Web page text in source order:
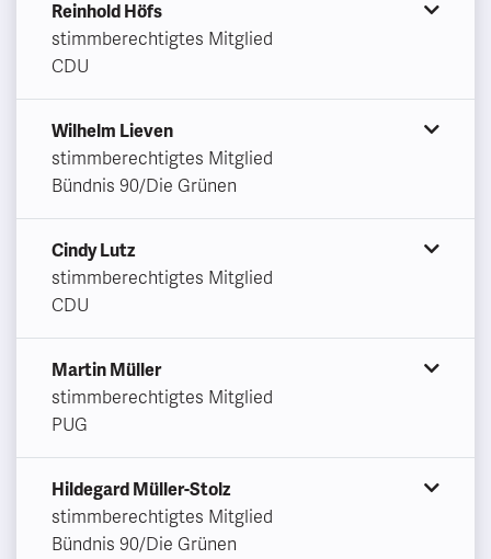
Reinhold Höfs
stimmberechtigtes Mitglied
CDU
Wilhelm Lieven
stimmberechtigtes Mitglied
Bündnis 90/Die Grünen
Cindy Lutz
stimmberechtigtes Mitglied
CDU
Martin Müller
stimmberechtigtes Mitglied
PUG
Hildegard Müller-Stolz
stimmberechtigtes Mitglied
Bündnis 90/Die Grünen